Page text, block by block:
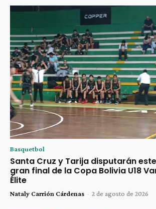
Basquetbol
Santa Cruz y Tarija disputarán
gran final de la Copa Bolivia U18
Élite
Nataly Carrión Cárdenas - 2 de agosto de 2026